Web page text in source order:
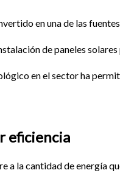
en una de las
de paneles
en el sector ha
eficiencia
a la cantidad de energía